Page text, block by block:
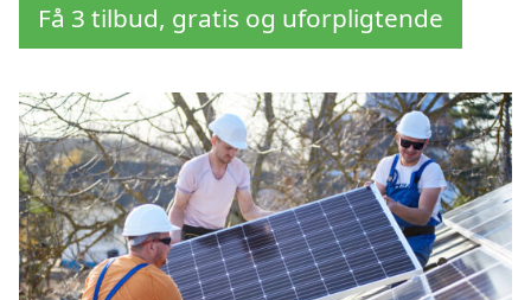
Få 3 tilbud, gratis og uforpligtende